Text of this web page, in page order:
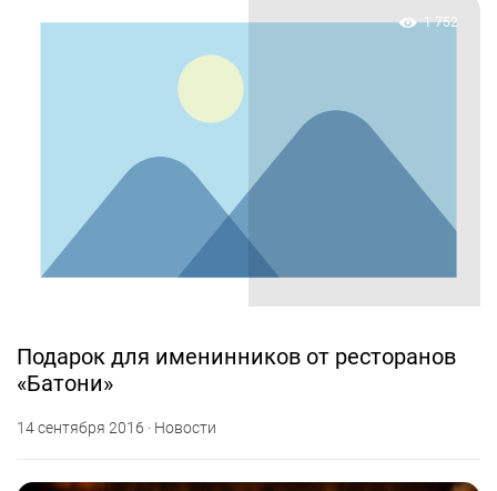
1 752
Подарок для именинников от ресторанов
«Батони»
14 сентября 2016 · Новости